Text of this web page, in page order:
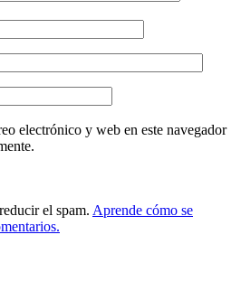
electrónico y web en este navegador
el spam. Aprende cómo se